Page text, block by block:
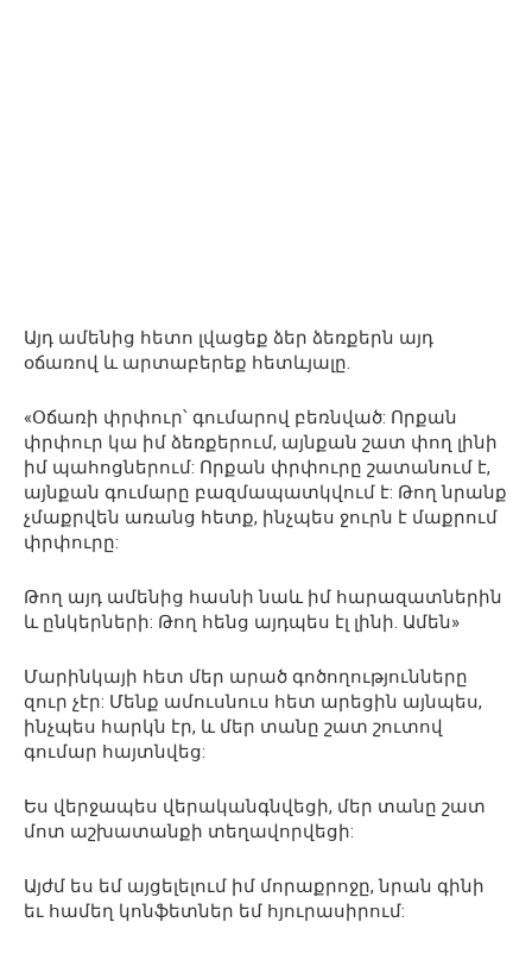
Այդ ամենից հետո լվացեք ձեր ձեռքերն այդ
օճառով և արտաբերեք հետևյալը.
«Օճառի փրփուր՝ գումարով բեռնված: Որքան
փրփուր կա իմ ձեռքերում, այնքան շատ փող լինի
իմ պահոցներում: Որքան փրփուրը շատանում է,
այնքան գումարը բազմապատկվում է: Թող նրանք
չմաքրվեն առանց հետք, ինչպես ջուրն է մաքրում
փրփուրը:
Թող այդ ամենից հասնի նաև իմ հարազատներին
և ընկերների: Թող հենց այդպես էլ լինի. Ամեն»
Մարինկայի հետ մեր արած գոծողությունները
զուր չէր: Մենք ամուսնուս հետ արեցին այնպես,
ինչպես հարկն էր, և մեր տանը շատ շուտով
գումար հայտնվեց:
Ես վերջապես վերականգնվեցի, մեր տանը շատ
մոտ աշխատանքի տեղավորվեցի:
Այժմ ես եմ այցելելում իմ մորաքրոջը, նրան գինի
եւ համեղ կոնֆետներ եմ հյուրասիրում: